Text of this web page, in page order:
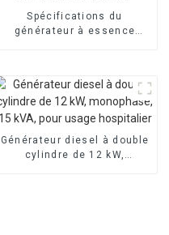
Spécifications du
générateur à essence
Générateur diesel à double
cylindre de 12 kW,